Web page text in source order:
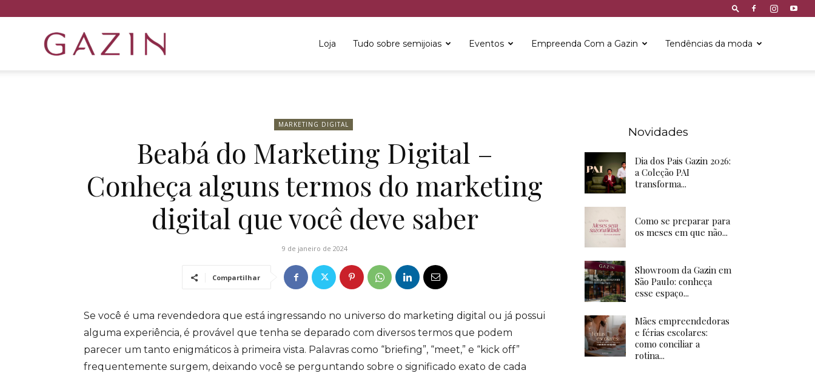
Loja Tudo sobre semijoias Eventos Empreenda Com a Gazin Tendências da moda
MARKETING DIGITAL
Beabá do Marketing Digital –
Conheça alguns termos do marketing
digital que você deve saber
9 de janeiro de 2024
Compartilhar
Se você é uma revendedora que está ingressando no universo do marketing digital ou já possui
alguma experiência, é provável que tenha se deparado com diversos termos que podem
parecer um tanto enigmáticos à primeira vista. Palavras como “briefing”, “meet,” e “kick off”
frequentemente surgem, deixando você se perguntando sobre o significado exato de cada
Novidades
Dia dos Pais Gazin 2026:
a Coleção PAI
transforma...
Como se preparar para
os meses em que não...
Showroom da Gazin em
São Paulo: conheça
esse espaço...
Mães empreendedoras
e férias escolares:
como conciliar a
rotina...